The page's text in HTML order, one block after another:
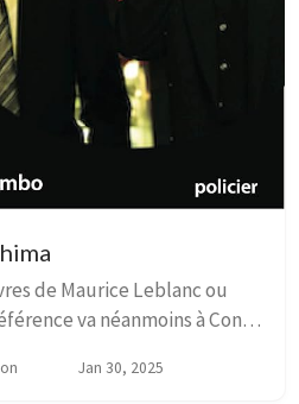
de Maurice Leblanc ou
va néanmoins à Conan
entre H...
Jan 30, 2025